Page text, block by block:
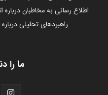
اطلاع رسانی به مخاطبان درباره
راهبردهای تحلیلی
ما را